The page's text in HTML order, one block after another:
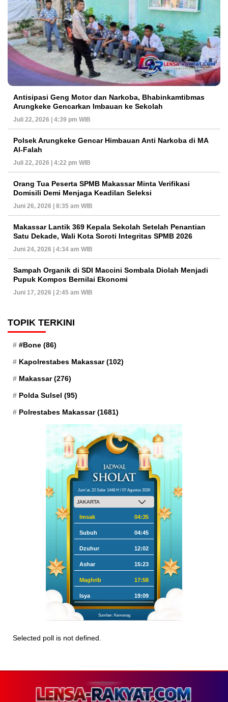
Antisipasi Geng Motor dan Narkoba, Bhabinkamtibmas
Arungkeke Gencarkan Imbauan ke Sekolah
Juli 22, 2026 | 4:39 pm WIB
Polsek Arungkeke Gencar Himbauan Anti Narkoba di MA
Al-Falah
Juli 22, 2026 | 4:22 pm WIB
Orang Tua Peserta SPMB Makassar Minta Verifikasi
Domisili Demi Menjaga Keadilan Seleksi
Juni 26, 2026 | 8:35 am WIB
Makassar Lantik 369 Kepala Sekolah Setelah Penantian
Satu Dekade, Wali Kota Soroti Integritas SPMB 2026
Juni 24, 2026 | 4:34 am WIB
Sampah Organik di SDI Maccini Sombala Diolah Menjadi
Pupuk Kompos Bernilai Ekonomi
Juni 17, 2026 | 2:45 am WIB
TOPIK TERKINI
#Bone (86)
Kapolrestabes Makassar(102)
Makassar(276)
Polda Sulsel (95)
Polrestabes Makassar(1681)
Jum'at, 22 Safar 1448 H / 07 Agustus 2026
Imsak 04:35
Subuh 04:45
Dzuhur 12:02
Ashar 15:23
Maghrib 17:58
Isya 19:09
Sumber: Kemenag
Selected poll is not defined.